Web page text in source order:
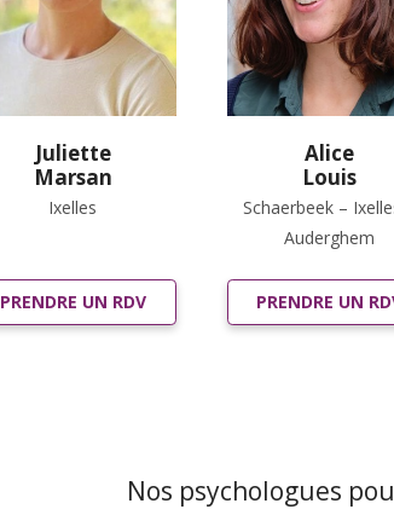
Juliette
Marsan
Ixelles
PRENDRE UN RDV
Alice
Louis
Schaerbeek –
Auderghem
PRENDRE UN
Nos psychologues